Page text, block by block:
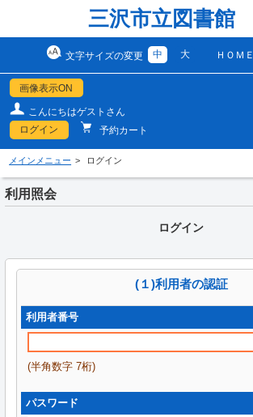
三沢市立図書館
文字サイズの変更 中 大 ＨＯＭＥ
画像表示ON
こんにちはゲストさん
ログイン
予約カート
メインメニュー ログイン
利用照会
ログイン
(１)利用者の認証
利用者番号
(半角数字 7桁)
パスワード